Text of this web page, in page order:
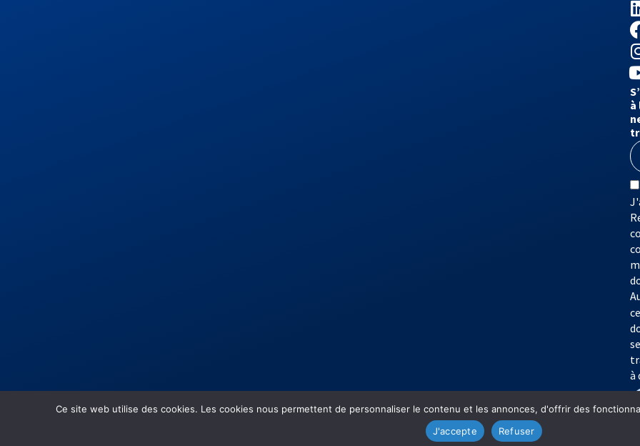
à
à
Ce site web utilise des cookies. Les cookies nous permettent de personnaliser le contenu et les annonces, d'offrir des
J'accepte
Refuser